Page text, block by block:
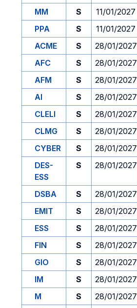
MM
S 11/01/2027
PPA
S 11/01/2027
ACME
S 28/01/2027
AFC
S 28/01/2027
AFM
S 28/01/2027
AI
S 28/01/2027
CLELI
S 28/01/2027
CLMG
S 28/01/2027
CYBER
S 28/01/2027
DES-
ESS
S 28/01/2027
DSBA S 28/01/2027
EMIT
S 28/01/2027
ESS
S 28/01/2027
FIN
S 28/01/2027
GIO
S 28/01/2027
IM
S 28/01/2027
M
S 28/01/2027